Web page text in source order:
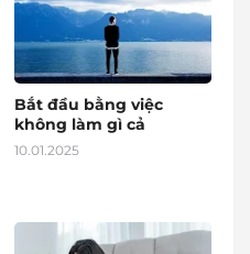
Bắt đầu bằng việc
không làm gì cả
10.01.2025